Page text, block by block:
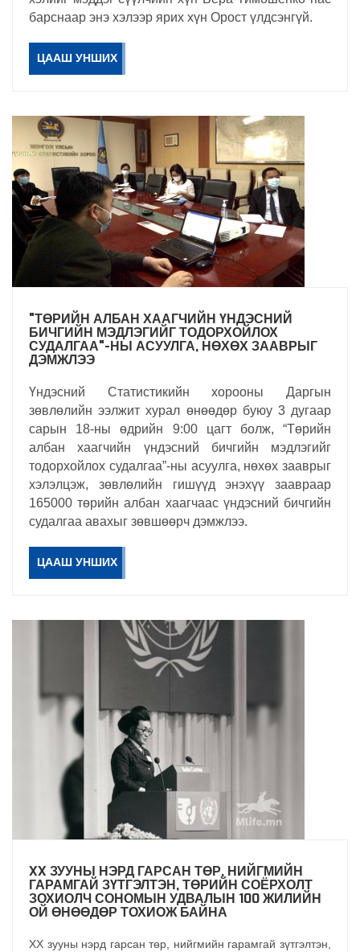
барснаар энэ хэлээр ярих хүн Орост үлдсэнгүй.
ЦААШ УНШИХ
"ТӨРИЙН АЛБАН ХААГЧИЙН ҮНДЭСНИЙ
БИЧГИЙН МЭДЛЭГИЙГ ТОДОРХОЙЛОХ
СУДАЛГАА"-НЫ АСУУЛГА, НӨХӨХ ЗААВРЫГ
ДЭМЖЛЭЭ
Үндэсний Статистикийн хорооны Даргын
зөвлөлийн ээлжит хурал өнөөдөр буюу 3 дугаар
сарын 18-ны өдрийн 9:00 цагт болж, “Төрийн
албан хаагчийн үндэсний бичгийн мэдлэгийг
тодорхойлох судалгаа”-ны асуулга, нөхөх зааврыг
хэлэлцэж, зөвлөлийн гишүүд энэхүү заавраар
165000 төрийн албан хаагчаас үндэсний бичгийн
судалгаа авахыг зөвшөөрч дэмжлээ.
ЦААШ УНШИХ
XX ЗУУНЫ НЭРД ГАРСАН ТӨР, НИЙГМИЙН
ГАРАМГАЙ ЗҮТГЭЛТЭН, ТӨРИЙН СОЁРХОЛТ
ЗОХИОЛЧ СОНОМЫН УДВАЛЫН 100 ЖИЛИЙН
ОЙ ӨНӨӨДӨР ТОХИОЖ БАЙНА
XX зууны нэрд гарсан төр, нийгмийн гарамгай зүтгэлтэн,